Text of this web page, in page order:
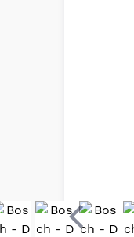
Prethodni